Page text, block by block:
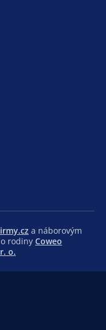
a náborovým
rodiny Coweo
o.